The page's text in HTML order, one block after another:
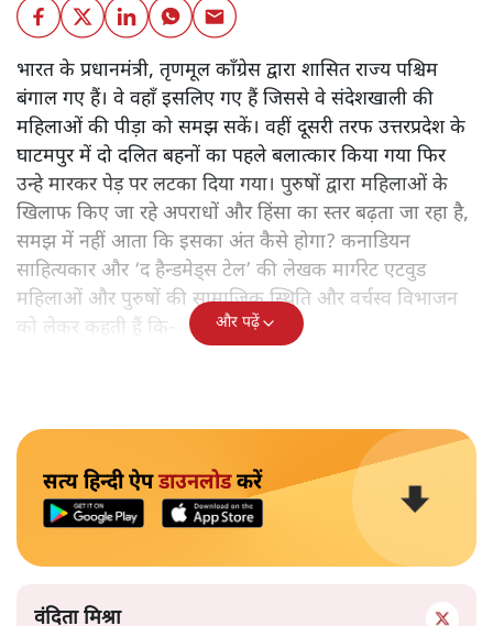
भारत के प्रधानमंत्री, तृणमूल कॉंग्रेस द्वारा शासित राज्य पश्चिम
बंगाल गए हैं। वे वहाँ इसलिए गए हैं जिससे वे संदेशखाली की
महिलाओं की पीड़ा को समझ सकें। वहीं दूसरी तरफ उत्तरप्रदेश के
घाटमपुर में दो दलित बहनों का पहले बलात्कार किया गया फिर
उन्हे मारकर पेड़ पर लटका दिया गया। पुरुषों द्वारा महिलाओं के
खिलाफ किए जा रहे अपराधों और हिंसा का स्तर बढ़ता जा रहा है,
समझ में नहीं आता कि इसका अंत कैसे होगा? कनाडियन
साहित्यकार और ‘द हैन्डमेड्स टेल’ की लेखक मार्गरेट एटवुड
महिलाओं और पुरुषों की सामाजिक स्थिति और वर्चस्व विभाजन
को लेकर कहती हैं कि-
और पढ़ें
सत्य हिन्दी ऐपडाउनलोडकरें
वंदिता मिश्रा